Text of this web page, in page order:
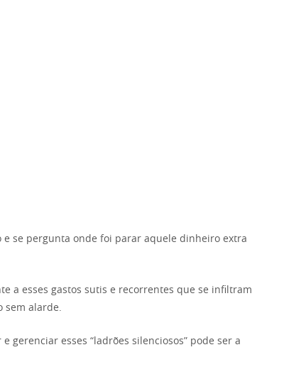
e se pergunta onde foi parar aquele dinheiro extra
a esses gastos sutis e recorrentes que se infiltram
sem alarde.
gerenciar esses “ladrões silenciosos” pode ser a